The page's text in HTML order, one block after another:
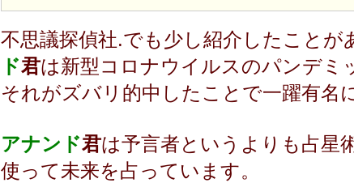
不思議探偵社.でも少し紹介したことが
ド君は新型コロナウイルスのパンデミ
それがズバリ的中したことで一躍有名
アナンド君は予言者というよりも占星
使って未来を占っています。